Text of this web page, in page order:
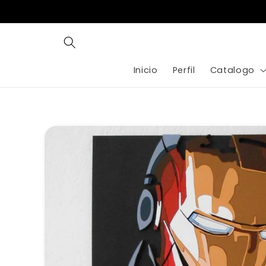
al contenido
Inicio Perfil Catalogo
directamente
información
del producto